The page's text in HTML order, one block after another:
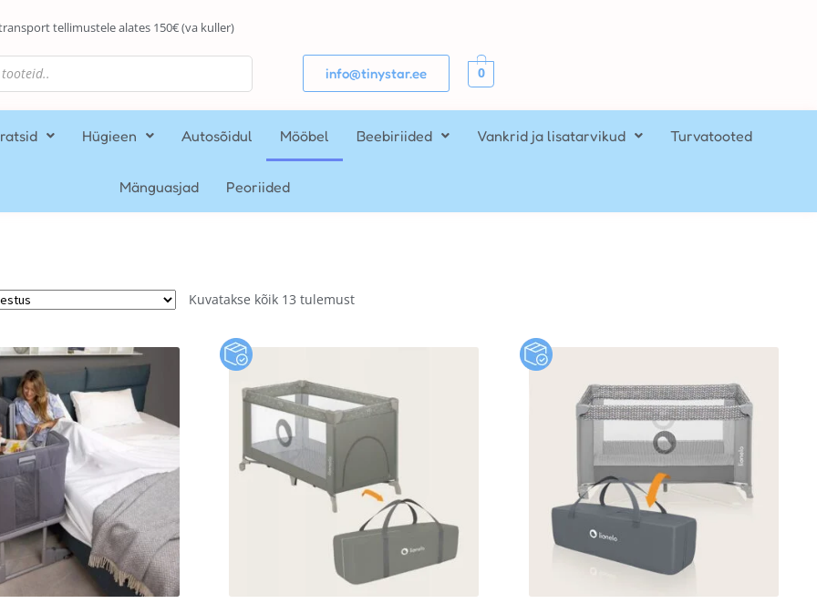
tellimustele alates 150€ (va kuller)
info@tinystar.ee 0
Hügieen Autosõidul Mööbel Beebiriided Vankrid ja lisatarvikud Turvatooted
Mänguasjad Peoriided
Kuvatakse kõik 13 tulemust